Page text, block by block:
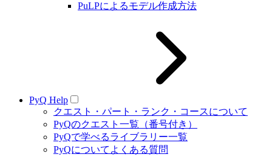
PuLPによるモデル作成方法
PyQ Help
クエスト・パート・ランク・コースについて
PyQのクエスト一覧（番号付き）
PyQで学べるライブラリー一覧
PyQについてよくある質問